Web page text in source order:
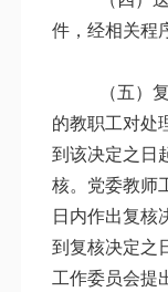
件，经相关程
（五）
的教职工对处
到该决定之日
核。党委教师
日内作出复核
到复核决定之
工作委员会提